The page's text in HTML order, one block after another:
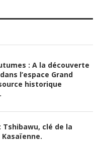
: A la découverte
l’espace Grand
historique
Tshibawu, clé de la